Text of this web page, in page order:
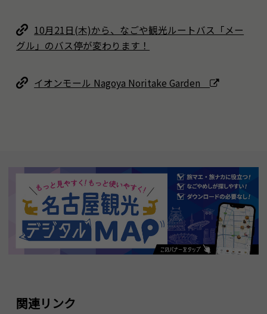
10月21日(木)から、なごや観光ルートバス「メー
グル」のバス停が変わります！
イオンモール Nagoya Noritake Garden
関連リンク